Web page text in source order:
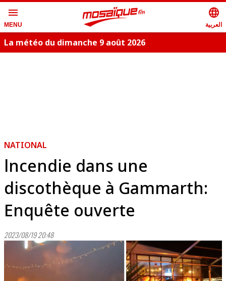
menu
MENU
language
العربية
La météo du dimanche 9 août 2026
NATIONAL
lncendie dans une
discothèque à Gammarth:
Enquête ouverte
2023/08/19 20:48